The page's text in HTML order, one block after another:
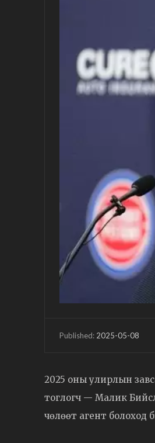
Published: 2025-05-08
2025 оны улирлын
тоглогч — Малик
чөлөөт агент болоход